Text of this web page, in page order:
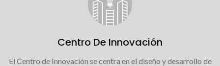
Centro De Innovación
El Centro de Innovación se centra en el diseño y desarrollo de